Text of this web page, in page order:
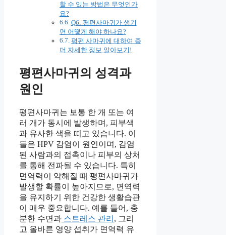
할 수 있는 방법은 무엇인가
요?
Q6: 평편사마귀가 생기
면 어떻게 해야 하나요?
평편 사마귀에 대하여 좀
더 자세한 정보 알아보기!
평편사마귀의 성격과
원인
평편사마귀는 보통 한 개 또는 여
러 개가 동시에 발생하며, 피부색
과 유사한 색을 띠고 있습니다. 이
들은 HPV 감염이 원인이며, 감염
된 사람과의 접촉이나 피부의 상처
를 통해 전파될 수 있습니다. 특히
면역력이 약해질 때 평편사마귀가
발생할 확률이 높아지므로, 면역력
을 유지하기 위한 건강한 생활습관
이 매우 중요합니다. 예를 들어, 충
분한 수면과 스트레스 관리 , 그리
고 올바른 영양 섭취가 면역력 유